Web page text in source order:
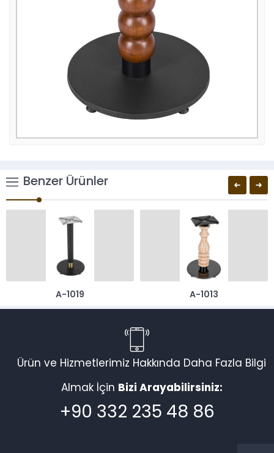
Benzer Ürünler
A-1019 A-1013
Ürün ve Hizmetlerimiz Hakkında Daha Fazla Bilgi
Almak İçin Bizi Arayabilirsiniz:
+90 332 235 48 86